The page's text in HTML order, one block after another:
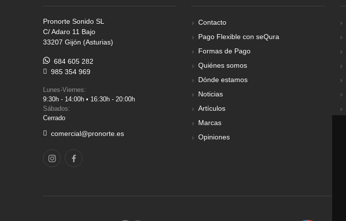
Pronorte Sonido SL
C/ Adaro 11 Bajo
33207 Gijón (Asturias)
684 605 282
985 354 969
Lunes-Viernes:
9:30h - 14:00h • 16:30h - 20:00h
Sábados:
Cerrado
comercial@pronorte.es
Contacto
Pago Flexible con seQura
Formas de Pago
Quiénes somos
Dónde estamos
Noticias
Artículos
Marcas
Opiniones